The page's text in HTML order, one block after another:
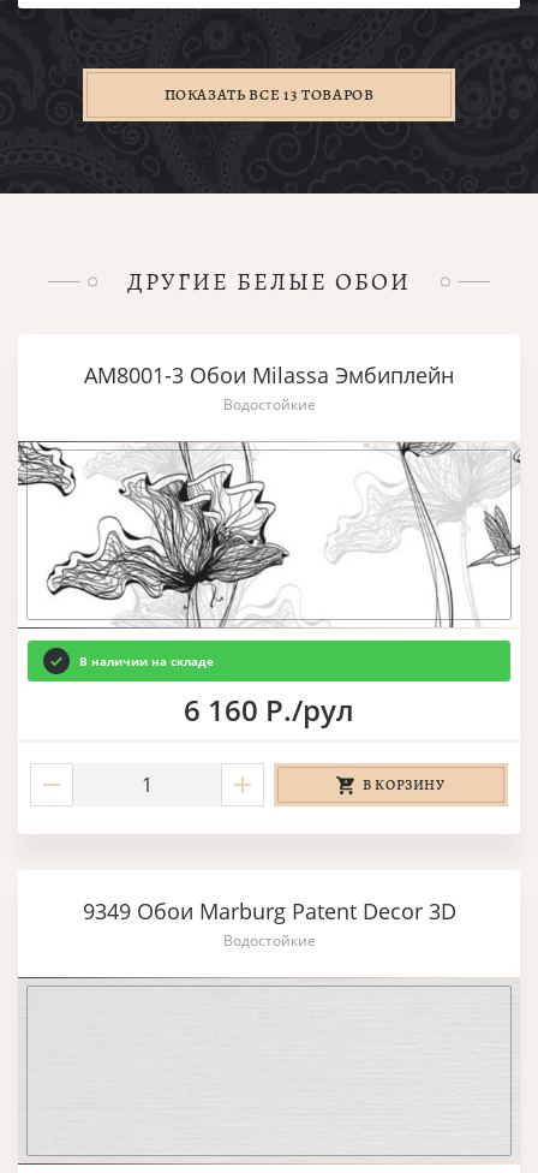
ПОКАЗАТЬ ВСЕ 13 ТОВАРОВ
ДРУГИЕ БЕЛЫЕ ОБОИ
AM8001-3 Обои Milassa Эмбиплейн
Водостойкие
В наличии на складе
6 160 Р./рул
В КОРЗИНУ
9349 Обои Marburg Patent Decor 3D
Водостойкие